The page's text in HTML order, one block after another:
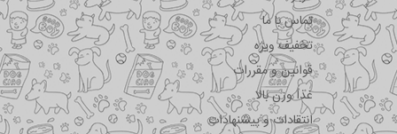
تماس با ما
تخفیف ویژه
قوانین و مقررات
غذا وزن بالا
انتقادات و پیشنهادات